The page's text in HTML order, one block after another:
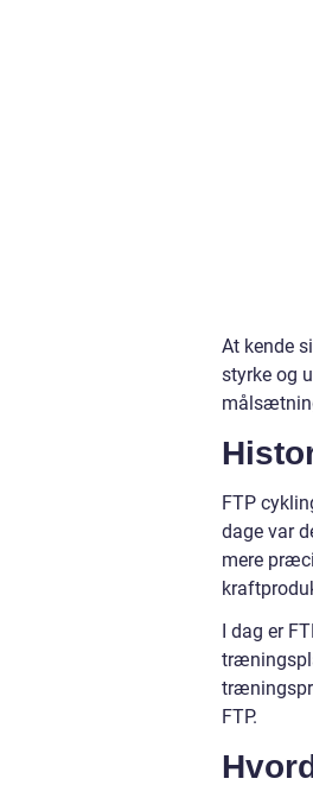
At kende
styrke og
FTP
dage var
mere
I dag er
FTP.